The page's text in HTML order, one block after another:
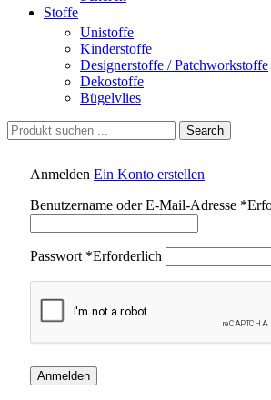
Stoffe
Unistoffe
Kinderstoffe
Designerstoffe / Patchworkstoffe
Dekostoffe
Bügelvlies
Search
Anmelden Ein Konto erstellen
Benutzername oder E-Mail-Adresse *
Passwort *Erforderlich
Anmelden